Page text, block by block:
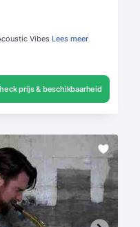
Vibes Lees meer
prijs & beschikbaarheid